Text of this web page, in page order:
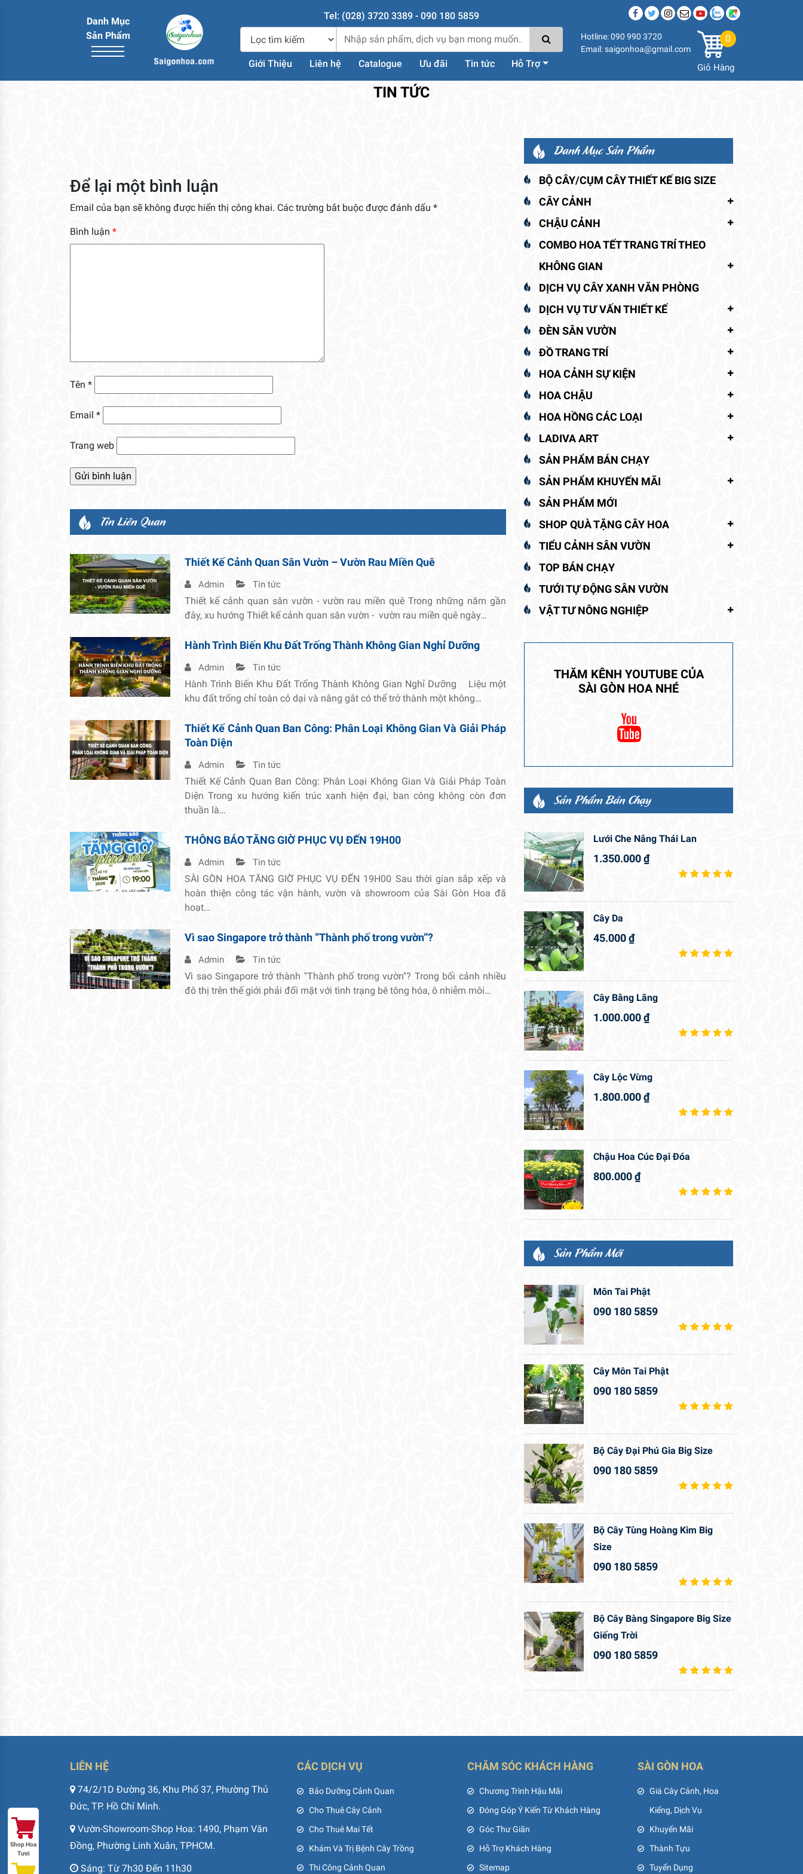
Danh Mục
Sản Phẩm
Tel: (028) 3720 3389 - 090 180 5859
Giới Thiệu Liên hệ Catalogue Ưu đãi Tin tức Hỗ Trợ
Hotline: 090 990 3720
Email: saigonhoa@gmail.com
0
Giỏ Hàng
TIN TỨC
Để lại một bình luận
Email của bạn sẽ không được hiển thị công khai. Các trường bắt buộc được đánh dấu *
Bình luận *
Tên *
Email *
Trang web
Tin Liên Quan
Thiết Kế Cảnh Quan Sân Vườn – Vườn Rau Miền Quê
Admin Tin tức
Thiết kế cảnh quan sân vườn - vườn rau miền quê Trong những năm gần
đây, xu hướng Thiết kế cảnh quan sân vườn - vườn rau miền quê ngày…
Hành Trình Biến Khu Đất Trống Thành Không Gian Nghỉ Dưỡng
Admin Tin tức
Hành Trình Biến Khu Đất Trống Thành Không Gian Nghỉ Dưỡng Liệu một
khu đất trống chỉ toàn cỏ dại và nắng gắt có thể trở thành một không…
Thiết Kế Cảnh Quan Ban Công: Phân Loại Không Gian Và Giải Pháp
Toàn Diện
Admin Tin tức
Thiết Kế Cảnh Quan Ban Công: Phân Loại Không Gian Và Giải Pháp Toàn
Diện Trong xu hướng kiến trúc xanh hiện đại, ban công không còn đơn
thuần là…
THÔNG BÁO TĂNG GIỜ PHỤC VỤ ĐẾN 19H00
Admin Tin tức
SÀI GÒN HOA TĂNG GIỜ PHỤC VỤ ĐẾN 19H00 Sau thời gian sắp xếp và
hoàn thiện công tác vận hành, vườn và showroom của Sài Gòn Hoa đã
hoạt…
Vì sao Singapore trở thành ”Thành phố trong vườn”?
Admin Tin tức
Vì sao Singapore trở thành ''Thành phố trong vườn''? Trong bối cảnh nhiều
đô thị trên thế giới phải đối mặt với tình trạng bê tông hóa, ô nhiễm môi…
Danh Mục Sản Phẩm
BỘ CÂY/CỤM CÂY THIẾT KẾ BIG SIZE
CÂY CẢNH
CHẬU CẢNH
COMBO HOA TẾT TRANG TRÍ THEO
KHÔNG GIAN
DỊCH VỤ CÂY XANH VĂN PHÒNG
DỊCH VỤ TƯ VẤN THIẾT KẾ
ĐÈN SÂN VƯỜN
ĐỒ TRANG TRÍ
HOA CẢNH SỰ KIỆN
HOA CHẬU
HOA HỒNG CÁC LOẠI
LADIVA ART
SẢN PHẨM BÁN CHẠY
SẢN PHẨM KHUYẾN MÃI
SẢN PHẨM MỚI
SHOP QUÀ TẶNG CÂY HOA
TIỂU CẢNH SÂN VƯỜN
TOP BÁN CHẠY
TƯỚI TỰ ĐỘNG SÂN VƯỜN
VẬT TƯ NÔNG NGHIỆP
THĂM KÊNH YOUTUBE CỦA
SÀI GÒN HOA NHÉ
Sản Phẩm Bán Chạy
Lưới Che Nắng Thái Lan
1.350.000₫
Cây Da
45.000₫
Cây Bằng Lăng
1.000.000₫
Cây Lộc Vừng
1.800.000₫
Chậu Hoa Cúc Đại Đóa
800.000₫
Sản Phẩm Mới
Môn Tai Phật
090 180 5859
Cây Môn Tai Phật
090 180 5859
Bộ Cây Đại Phú Gia Big Size
090 180 5859
Bộ Cây Tùng Hoàng Kim Big
Size
090 180 5859
Bộ Cây Bàng Singapore Big Size
Giếng Trời
090 180 5859
LIÊN HỆ
74/2/1D Đường 36, Khu Phố 37, Phường Thủ
Đức, TP. Hồ Chí Minh.
Vườn-Showroom-Shop Hoa: 1490, Phạm Văn
Đồng, Phường Linh Xuân, TPHCM.
Sáng: Từ 7h30 Đến 11h30
CÁC DỊCH VỤ
Bảo Dưỡng Cảnh Quan
Cho Thuê Cây Cảnh
Cho Thuê Mai Tết
Khám Và Trị Bệnh Cây Trồng
Thi Công Cảnh Quan
CHĂM SÓC KHÁCH HÀNG
Chương Trình Hậu Mãi
Đóng Góp Ý Kiến Từ Khách Hàng
Góc Thư Giãn
Hỗ Trợ Khách Hàng
Sitemap
SÀI GÒN HOA
Giá Cây Cảnh, Hoa
Kiểng, Dịch Vụ
Khuyến Mãi
Thành Tựu
Tuyển Dụng
Shop Hoa
Tươi